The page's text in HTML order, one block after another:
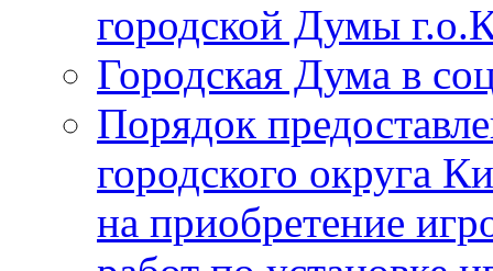
городской Думы
Городская Дума в
Порядок
городского округа
на приобретение